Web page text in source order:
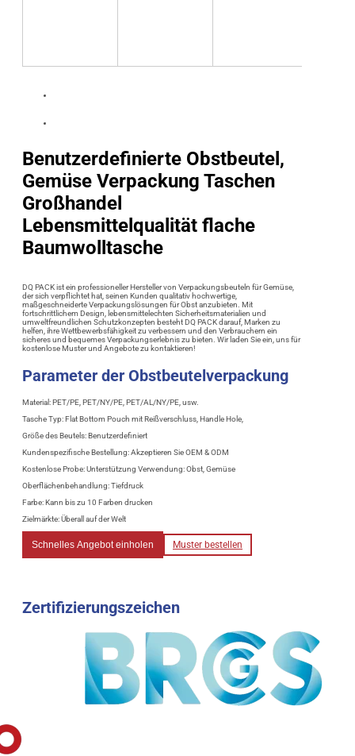
Benutzerdefinierte Obstbeutel,
Gemüse Verpackung Taschen
Großhandel
Lebensmittelqualität flache
Baumwolltasche
DQ PACK ist ein professioneller Hersteller von Verpackungsbeuteln für Gemüse,
der sich verpflichtet hat, seinen Kunden qualitativ hochwertige,
maßgeschneiderte Verpackungslösungen für Obst anzubieten. Mit
fortschrittlichem Design, lebensmittelechten Sicherheitsmaterialien und
umweltfreundlichen Schutzkonzepten besteht DQ PACK darauf, Marken zu
helfen, ihre Wettbewerbsfähigkeit zu verbessern und den Verbrauchern ein
sicheres und bequemes Verpackungserlebnis zu bieten. Wir laden Sie ein, uns für
kostenlose Muster und Angebote zu kontaktieren!
Parameter der Obstbeutelverpackung
Material: PET/PE, PET/NY/PE, PET/AL/NY/PE, usw.
Tasche Typ: Flat Bottom Pouch mit Reißverschluss, Handle Hole,
Größe des Beutels: Benutzerdefiniert
Kundenspezifische Bestellung: Akzeptieren Sie OEM & ODM
Kostenlose Probe: Unterstützung Verwendung: Obst, Gemüse
Oberflächenbehandlung: Tiefdruck
Farbe: Kann bis zu 10 Farben drucken
Zielmärkte: Überall auf der Welt
Schnelles Angebot einholen Muster bestellen
Zertifizierungszeichen